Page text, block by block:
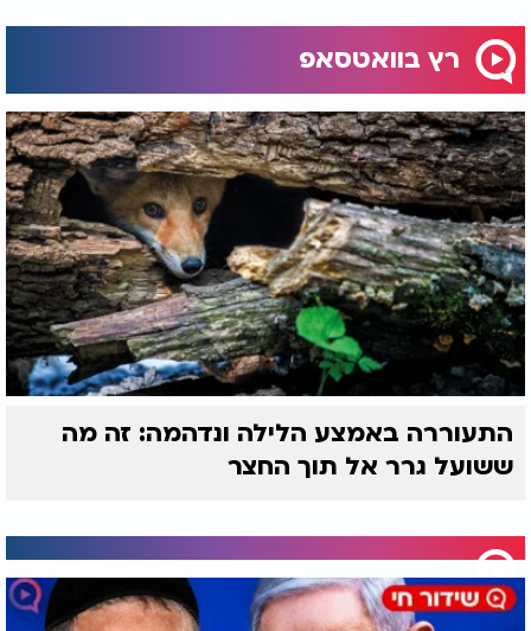
רץ בוואטסאפ
התעוררה באמצע הלילה ונדהמה: זה מה
ששועל גרר אל תוך החצר